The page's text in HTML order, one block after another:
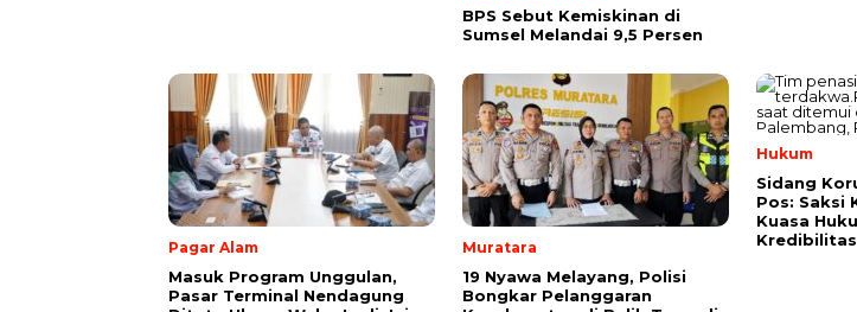
BPS Sebut Kemiskinan di
Sumsel Melandai 9,5 Persen
Pagar Alam
Masuk Program Unggulan,
Pasar Terminal Nendagung
Muratara
19 Nyawa Melayang, Polisi
Bongkar Pelanggaran
Hukum
Sidang
Pos: Saksi
Kuasa
Kredibilitas